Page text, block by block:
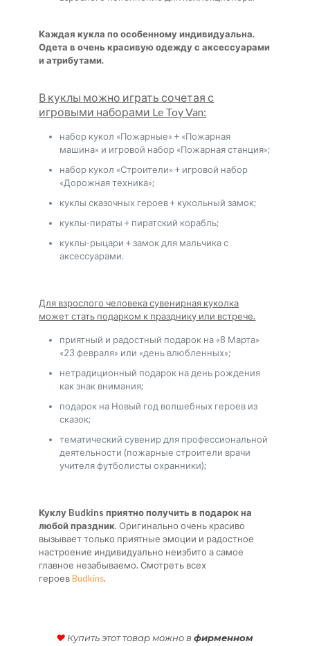
Каждая кукла по особенному индивидуальна.
Одета в очень красивую одежду с аксессуарами
и атрибутами.
В куклы можно играть сочетая с
игровыми наборами Le Toy Van:
набор кукол «Пожарные» + «Пожарная
машина» и игровой набор «Пожарная станция»;
набор кукол «Строители» + игровой набор
«Дорожная техника»;
куклы сказочных героев + кукольный замок;
куклы-пираты + пиратский корабль;
куклы-рыцари + замок для мальчика с
аксессуарами.
Для взрослого человека сувенирная куколка
может стать подарком к празднику или встрече.
приятный и радостный подарок на «8 Марта»
«23 февраля» или «день влюбленных»;
нетрадиционный подарок на день рождения
как знак внимания;
подарок на Новый год волшебных героев из
сказок;
тематический сувенир для профессиональной
деятельности (пожарные строители врачи
учителя футболисты охранники);
Куклу Budkins приятно получить в подарок на
любой праздник. Оригинально очень красиво
вызывает только приятные эмоции и радостное
настроение индивидуально неизбито а самое
главное незабываемо. Смотреть всех
героевBudkins.
♥ Купить этот товар можно вфирменном